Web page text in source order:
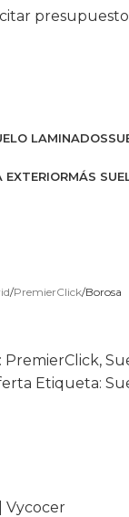
presupuesto
LAMINADOS
EXTERIORMÁS
PremierClick Borosa
PremierClick,
Etiqueta:
Vycocer